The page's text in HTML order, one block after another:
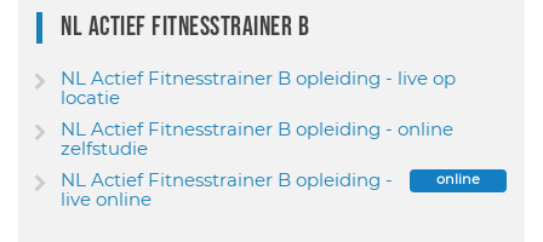
NL Actief Fitnesstrainer B
NL Actief Fitnesstrainer B opleiding - live op
locatie
NL Actief Fitnesstrainer B opleiding - online
zelfstudie
online
NL Actief Fitnesstrainer B opleiding -
live online